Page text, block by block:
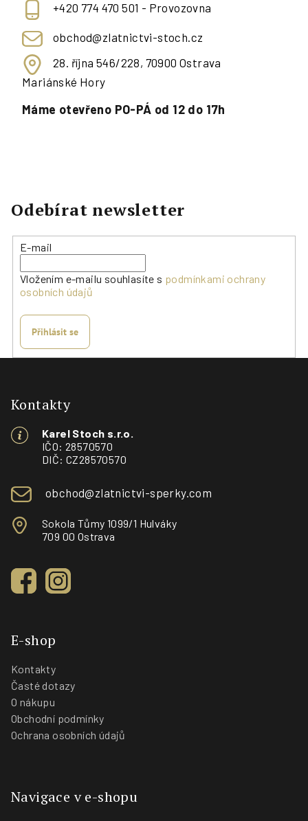
+420 774 470 501 - Provozovna
obchod@zlatnictvi-stoch.cz
28. října 546/228, 70900 Ostrava
Mariánské Hory
Máme otevřeno PO-PÁ od 12 do 17h
Odebírat newsletter
E-mail
Vložením e-mailu souhlasíte s podmínkami ochrany
osobních údajů
Přihlásit se
Kontakty
Karel Stoch s.r.o.
IČO: 28570570
DIČ: CZ28570570
obchod@zlatnictvi-sperky.com
Sokola Tůmy 1099/1 Hulváky
709 00 Ostrava
E-shop
Kontakty
Časté dotazy
O nákupu
Obchodní podmínky
Ochrana osobních údajů
Navigace v e-shopu